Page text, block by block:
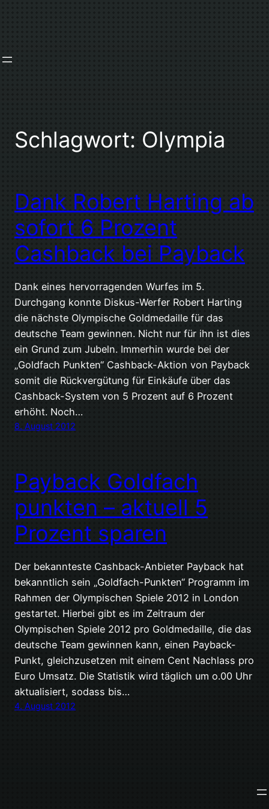
Schlagwort: Olympia
Dank Robert Harting ab
sofort 6 Prozent
Cashback bei Payback
Dank eines hervorragenden Wurfes im 5.
Durchgang konnte Diskus-Werfer Robert Harting
die nächste Olympische Goldmedaille für das
deutsche Team gewinnen. Nicht nur für ihn ist dies
ein Grund zum Jubeln. Immerhin wurde bei der
„Goldfach Punkten“ Cashback-Aktion von Payback
somit die Rückvergütung für Einkäufe über das
Cashback-System von 5 Prozent auf 6 Prozent
erhöht. Noch…
8. August 2012
Payback Goldfach
punkten – aktuell 5
Prozent sparen
Der bekannteste Cashback-Anbieter Payback hat
bekanntlich sein „Goldfach-Punkten“ Programm im
Rahmen der Olympischen Spiele 2012 in London
gestartet. Hierbei gibt es im Zeitraum der
Olympischen Spiele 2012 pro Goldmedaille, die das
deutsche Team gewinnen kann, einen Payback-
Punkt, gleichzusetzen mit einem Cent Nachlass pro
Euro Umsatz. Die Statistik wird täglich um o.00 Uhr
aktualisiert, sodass bis…
4. August 2012